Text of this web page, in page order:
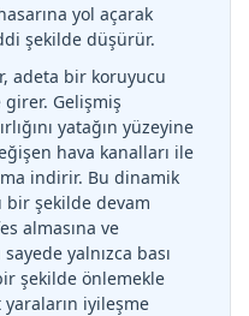
yol açarak
şekilde düşürür.
adeta bir koruyucu
Gelişmiş
yatağın yüzeyine
hava kanalları ile
indirir. Bu dinamik
bir şekilde devam
almasına ve
yalnızca bası
şekilde önlemekle
yaraların iyileşme